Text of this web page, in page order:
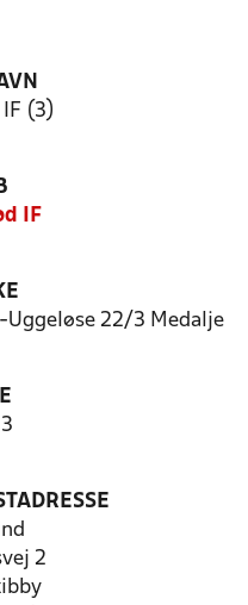
(3)
IF
Uggeløse 22/3 Medalje
2